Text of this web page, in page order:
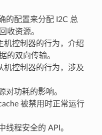
的配置来分配 I2C 总
收资源。
机控制器的行为，介绍
的双向传输。
机控制器的行为，涉及
对功耗的影响。
被禁用时正常运行
程安全的 API。